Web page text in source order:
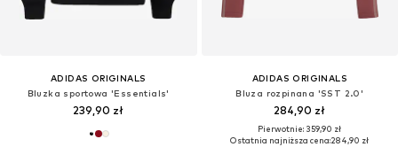
ADIDAS ORIGINALS
Bluzka sportowa 'Essentials'
239,90 zł
ADIDAS ORIGINALS
Bluza rozpinana 'SST 2.0'
284,90 zł
Pierwotnie: 359,90 zł
Ostatnia najniższa cena:284,90 zł